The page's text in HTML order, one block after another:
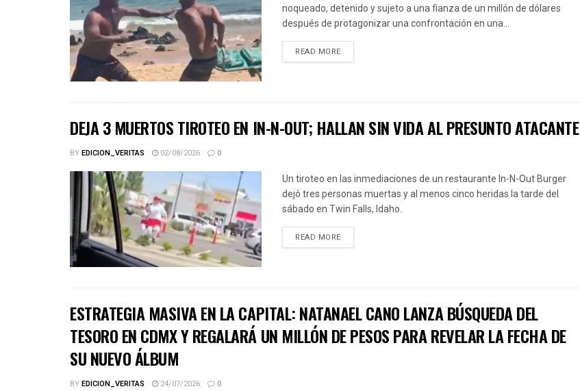
noqueado, detenido y sujeto a una fianza de un millón de dólares
después de protagonizar una confrontación en una...
READ MORE
DEJA 3 MUERTOS TIROTEO EN IN-N-OUT; HALLAN SIN VIDA AL PRESUNTO ATACANTE
BYEDICION_VERITAS 02/08/2026 0
Un tiroteo en las inmediaciones de un restaurante In-N-Out Burger
dejó tres personas muertas y al menos cinco heridas la tarde del
sábado en Twin Falls, Idaho.
READ MORE
ESTRATEGIA MASIVA EN LA CAPITAL: NATANAEL CANO LANZA BÚSQUEDA DEL
TESORO EN CDMX Y REGALARÁ UN MILLÓN DE PESOS PARA REVELAR LA FECHA DE
SU NUEVO ÁLBUM
BYEDICION_VERITAS 24/07/2026 0